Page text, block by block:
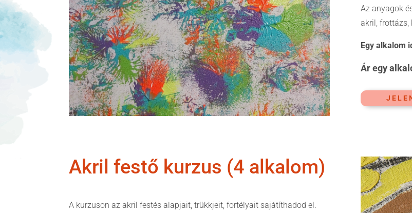
Az anyagok
akril, frottázs,
Egy alkalom
Ár egy
Akril festő kurzus (4 alkalom)
A kurzuson az akril festés alapjait, trükkjeit, fortélyait sajátíthadod el.